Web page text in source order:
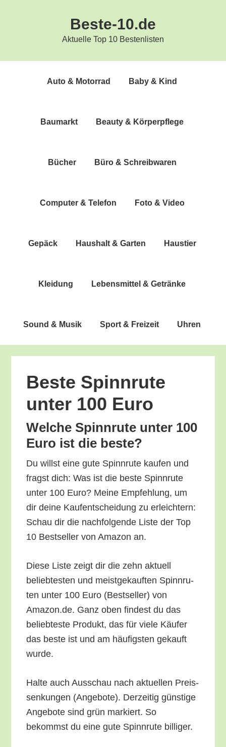
Beste-10.de
Aktuelle Top 10 Bestenlisten
Auto & Motorrad Baby & Kind
Bau­markt Beau­ty & Körperpflege
Bücher Büro & Schreibwaren
Com­pu­ter & Telefon Foto & Video
Gepäck Haus­halt & Garten Haus­tier
Klei­dung Lebens­mit­tel & Getränke
Sound & Musik Sport & Freizeit Uhren
Bes­te Spinn­ru­te
unter 100 Euro
Wel­che Spinn­ru­te unter 100
Euro ist die beste?
Du willst eine gute Spinn­ru­te kau­fen und
fragst dich: Was ist die bes­te Spinn­ru­te
unter 100 Euro? Mei­ne Emp­feh­lung, um
dir dei­ne Kauf­ent­schei­dung zu erleich­tern:
Schau dir die nach­fol­gen­de Lis­te der Top
10 Best­sel­ler von Ama­zon an.
Die­se Lis­te zeigt dir die zehn aktu­ell
belieb­tes­ten und meist­ge­kauf­ten Spinn­ru­
ten unter 100 Euro (Best­sel­ler) von
Amazon.de. Ganz oben fin­dest du das
belieb­tes­te Pro­dukt, das für vie­le Käu­fer
das bes­te ist und am häu­figs­ten gekauft
wurde.
Hal­te auch Aus­schau nach aktu­el­len Preis­
sen­kun­gen (Ange­bo­te). Der­zei­tig güns­ti­ge
Ange­bo­te sind grün mar­kiert. So
bekommst du eine gute Spinn­ru­te billiger.